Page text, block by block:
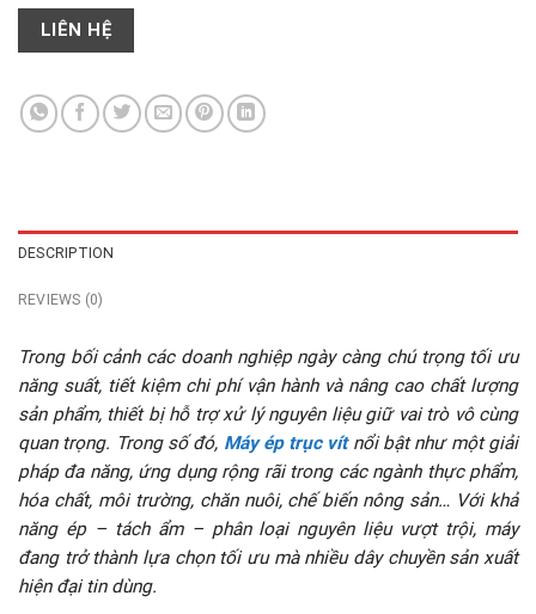
LIÊN HỆ
DESCRIPTION
REVIEWS (0)
Trong bối cảnh các doanh nghiệp ngày càng chú trọng tối ưu
năng suất, tiết kiệm chi phí vận hành và nâng cao chất lượng
sản phẩm, thiết bị hỗ trợ xử lý nguyên liệu giữ vai trò vô cùng
quan trọng. Trong số đó, Máy ép trục vít nổi bật như một giải
pháp đa năng, ứng dụng rộng rãi trong các ngành thực phẩm,
hóa chất, môi trường, chăn nuôi, chế biến nông sản… Với khả
năng ép – tách ẩm – phân loại nguyên liệu vượt trội, máy
đang trở thành lựa chọn tối ưu mà nhiều dây chuyền sản xuất
hiện đại tin dùng.